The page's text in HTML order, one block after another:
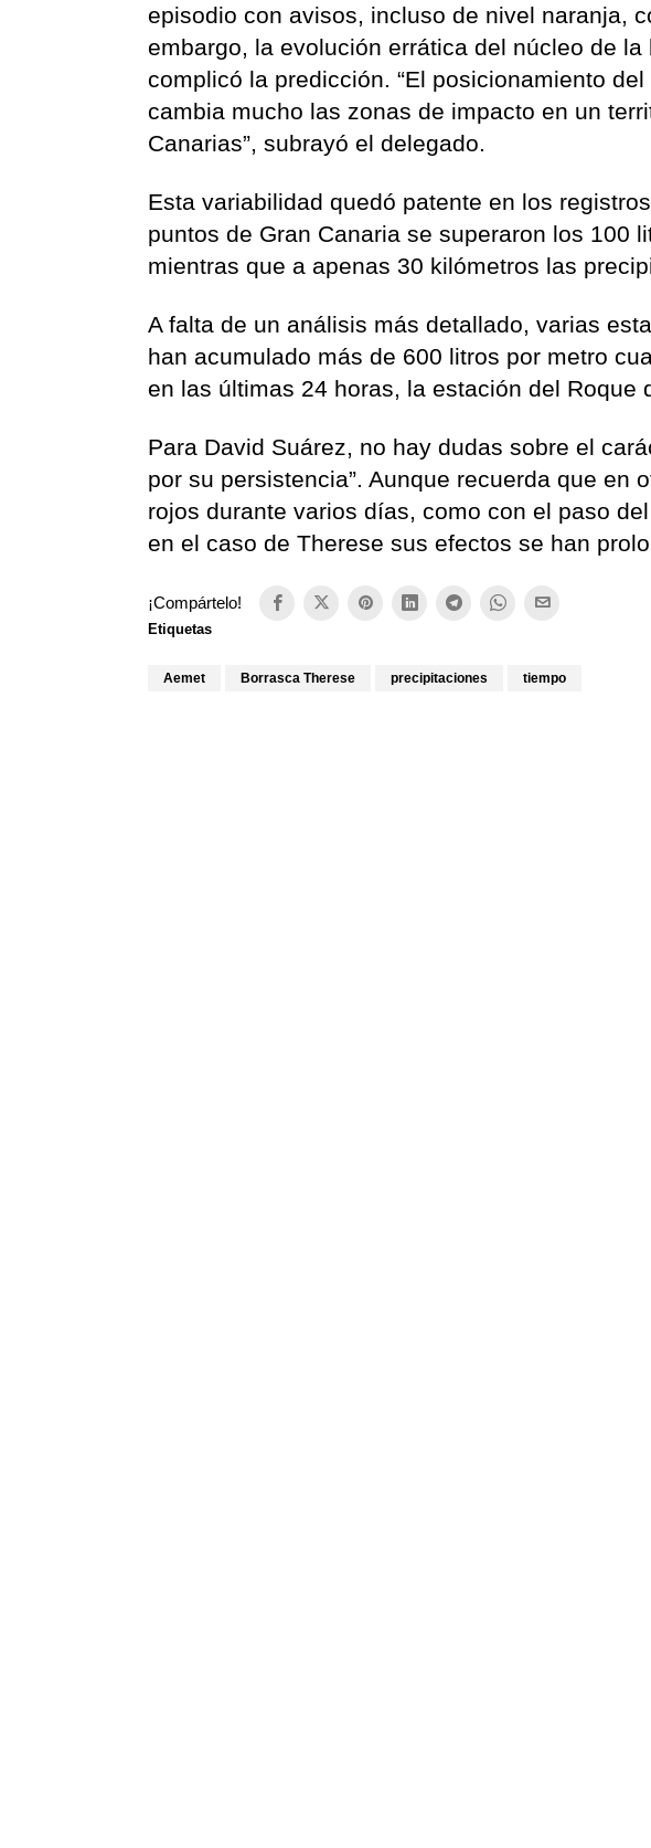
episodio con avisos, incluso de nivel naranja,
embargo, la evolución errática del núcleo de
complicó la predicción. “El posicionamiento
cambia mucho las zonas de impacto en un
Canarias”, subrayó el delegado.
Esta variabilidad quedó patente en los
puntos de Gran Canaria se superaron los 100
mientras que a apenas 30 kilómetros las
A falta de un análisis más detallado, varias
han acumulado más de 600 litros por metro
en las últimas 24 horas, la estación del Roque
Para David Suárez, no hay dudas sobre el
por su persistencia”. Aunque recuerda que en
rojos durante varios días, como con el paso
en el caso de Therese sus efectos se han
¡Compártelo!
Etiquetas
Aemet Borrasca Therese precipitaciones tiempo